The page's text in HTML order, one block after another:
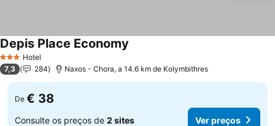
3 EstrelasHotel
Depis Place Economy
7,3 284 Naxos - Chora, a 14.6 km de Kolymbithres
De € 38
Consulte os preços de 2 sites Ver preços